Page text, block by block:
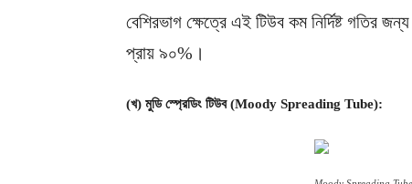
বেশিরভাগ ক্ষেত্রে এই টিউব কম নির্দিষ্ট গতির
প্রায় ৯০%।
(খ) মুডি স্প্রেডিং টিউব (Moody Spreading Tube):